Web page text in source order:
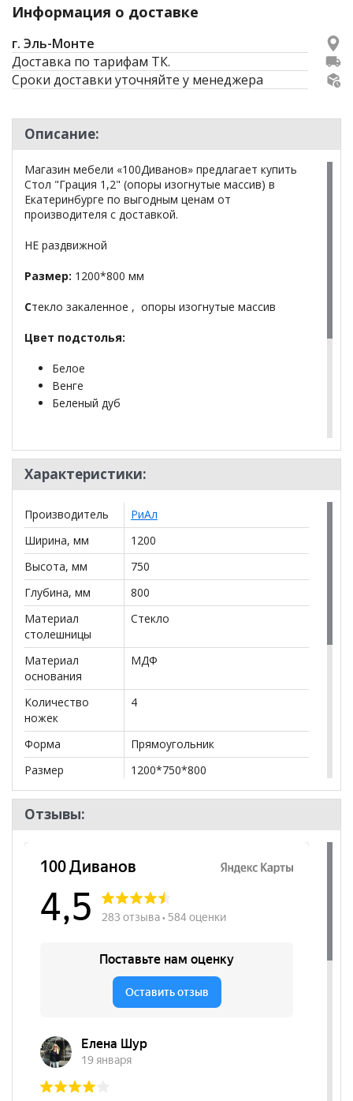
Информация о доставке
г. Эль-Монте
Доставка по тарифам ТК.
Сроки доставки уточняйте у менеджера
Описание:
Магазин мебели «100Диванов» предлагает купить
Стол "Грация 1,2" (опоры изогнутые массив) в
Екатеринбурге по выгодным ценам от
производителя с доставкой.
НЕ раздвижной
Размер: 1200*800 мм
Стекло закаленное , опоры изогнутые массив
Цвет подстолья:
Белое
Венге
Беленый дуб
*Дополнительную информацию о том, как купить
Стол "Грация 1,2" (опоры изогнутые массив)
уточняйте у нашего менеджера по телефону
+79292022735.
**Цены на официальном сайте100диванов.com
действительны только для интернет-магазина
могут отличаться от цен в розничных магазинах-
салонах сети!
Характеристики:
Производитель
РиАл
Ширина, мм
1200
Высота, мм
750
Глубина, мм
800
Материал
столешницы
Стекло
Материал
основания
МДФ
Количество
ножек
4
Форма
Прямоугольник
Размер
1200*750*800
Форма ножек
Изогнутые
Цвет основания
столешницы
Изображение
фотопечати
Да
Эко-стиль, Современный
Отзывы: